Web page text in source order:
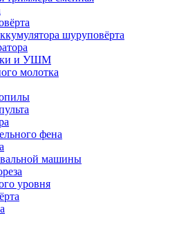
шуруповёрта
и УШМ
молотка
фена
машины
уровня